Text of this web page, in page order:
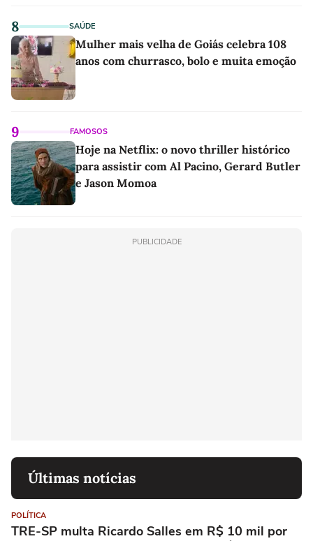
8 SAÚDE
Mulher mais velha de Goiás celebra 108
anos com churrasco, bolo e muita emoção
9 FAMOSOS
Hoje na Netflix: o novo thriller histórico
para assistir com Al Pacino, Gerard Butler
e Jason Momoa
PUBLICIDADE
Últimas notícias
POLÍTICA
TRE-SP multa Ricardo Salles em R$ 10 mil por